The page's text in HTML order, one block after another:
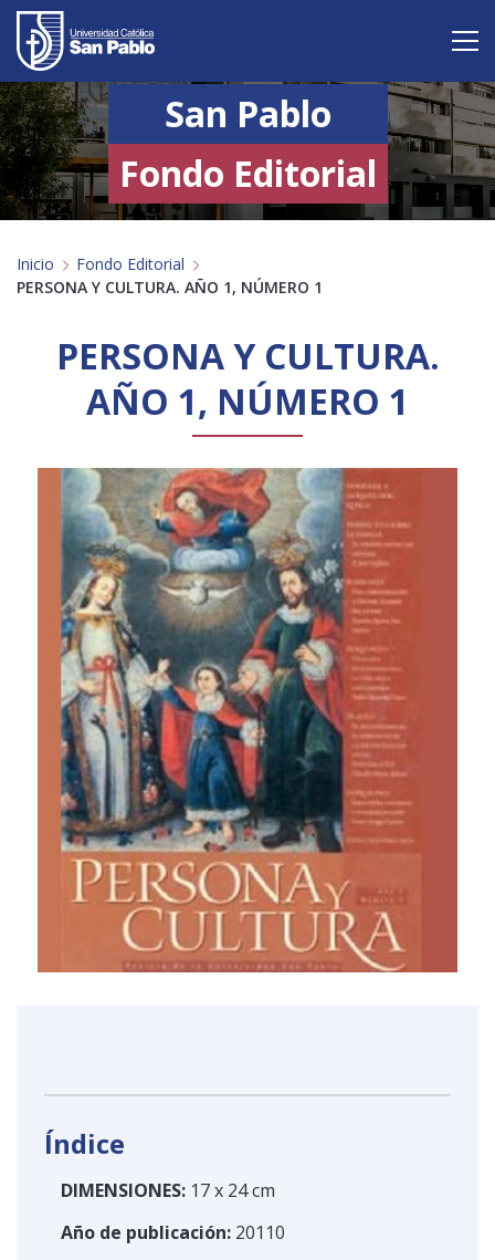
Vive San Pablo
Admisión
Carreras
Postgrado
Investigación
Servicio y proyección a la sociedad
Alumnos Profesores Antiguos Alumnos Padres
Empresas
Público general
Licenciamiento Biblioteca Noticias
San Pablo
Fondo Editorial
Inicio
Fondo Editorial
PERSONA Y CULTURA. AÑO 1, NÚMERO 1
PERSONA Y CULTURA.
AÑO 1, NÚMERO 1
Índice
DIMENSIONES: 17 x 24 cm
Año de publicación: 20110